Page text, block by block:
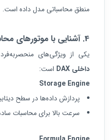
منطق محاسباتی مدل داده است.
4. آشنایی با موتورهای محاسباتی
یکی از ویژگی‌های
داخلی
است:
Storage Engine
پردازش داده‌ها در سطح
سرعت بالا برای محاسبات